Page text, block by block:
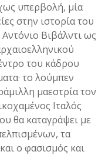
υπερβολή, μία
στην ιστορία του
Βιβάλντι ως
του κάδρου
το λούμπεν
μαεστρία τον
Ιταλός
θα καταγράψει με
τα
ο φασισμός και